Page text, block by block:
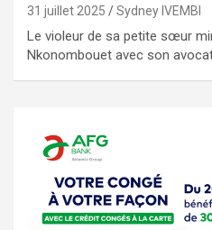
31 juillet 2025 Sydney IVEMBI
Le violeur de sa petite sœur
Nkonombouet avec son